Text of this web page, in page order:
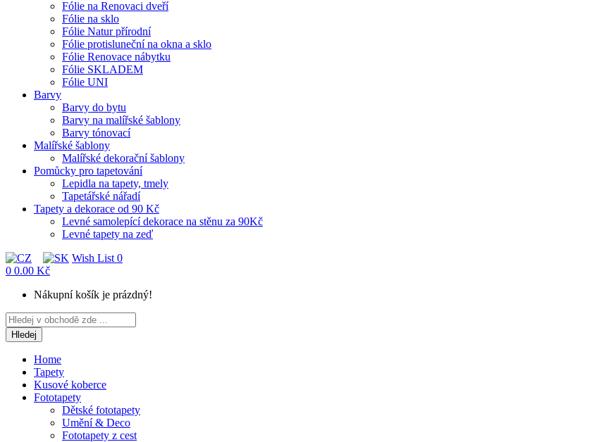
Fólie na Renovaci dveří
Fólie na sklo
Fólie Natur přírodní
Fólie protisluneční na okna a sklo
Fólie Renovace nábytku
Fólie SKLADEM
Fólie UNI
Barvy
Barvy do bytu
Barvy na malířské šablony
Barvy tónovací
Malířské šablony
Malířské dekorační šablony
Pomůcky pro tapetování
Lepidla na tapety, tmely
Tapetářské nářadí
Tapety a dekorace od 90 Kč
Levné samolepící dekorace na stěnu za 90Kč
Levné tapety na zeď
Wish List 0
0 0.00 Kč
Nákupní košík je prázdný!
Hledej
Home
Tapety
Kusové koberce
Fototapety
Dětské fototapety
Umění & Deco
Fototapety z cest